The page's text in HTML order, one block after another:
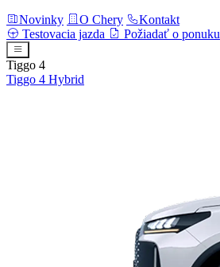
Novinky
O Chery
Kontakt
Testovacia jazda
Požiadať o ponuku
Tiggo 4
Tiggo 4 Hybrid